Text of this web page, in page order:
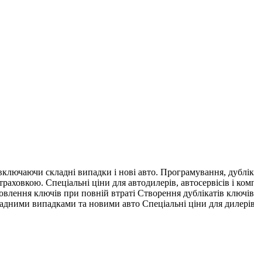
складні випадки і нові авто. Програмування,
Спеціальні ціни для автодилерів, автосервісів і
ключів при повній втраті Створення дублікатів
випадками та новими авто Спеціальні ціни для